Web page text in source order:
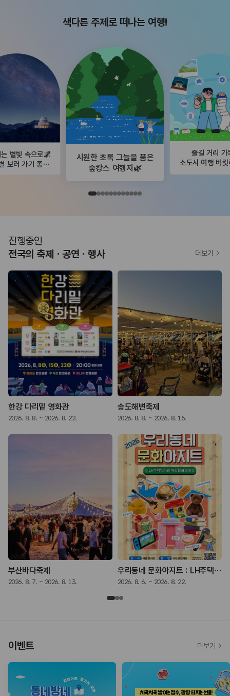
색다른 주제로 떠나는 여행!
별빛 속으로🌌
보러 가기 좋은
시원한 초록 그늘을 품은
숲캉스 여행지🌿
즐길 거리 가
소도시 여행 버킷
진행중인
전국의 축제ㆍ공연ㆍ행사
한강 다리밑 영화관
2026. 8. 8. ~ 2026. 8. 22.
송도해변축제
2026. 8. 8. ~ 2026. 8. 15.
부산바다축제
2026. 8. 7. ~ 2026. 8. 13.
우리동네 문화아지트 : LH주택전시관 복합문화행사
2026. 8. 6. ~ 2026. 8. 22.
더보기
이벤트 더보기